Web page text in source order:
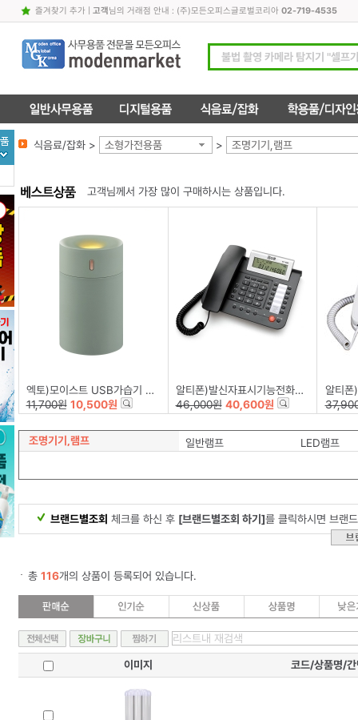
즐겨찾기 추가| 고객님의 거래점 안내 : (주)모든오피스글로벌코리아 02-719-4535
식음료/잡화 > 소형가전용품 > 조명기기,램프
고객님께서 가장 많이 구매하시는 상품입니다.
엑토)모이스트 USB가습기 HMD-12
11,700원 10,500원
알티폰)발신자표시기능전화기RT-1600
46,000원 40,600원
알티폰)발
조명기기,램프 일반램프 LED램프
브랜드별조회 체크를 하신 후 [브랜드별조회 하기]를 클릭하시면 브랜
총 116개의 상품이 등록되어 있습니다.
이미지 코드/상품명/간